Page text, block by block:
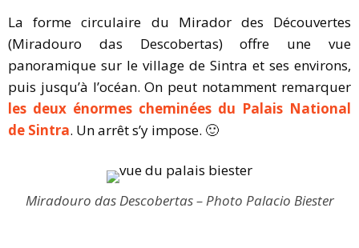
La forme circulaire du Mirador des Découvertes
(Miradouro das Descobertas) offre une vue
panoramique sur le village de Sintra et ses environs,
puis jusqu’à l’océan. On peut notamment remarquer
les deux énormes cheminées du Palais National
de Sintra. Un arrêt s’y impose. 🙂
Miradouro das Descobertas – Photo Palacio Biester